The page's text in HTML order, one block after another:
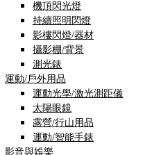
機頂閃光燈
持續照明閃燈
影樓閃燈/器材
攝影棚/背景
測光錶
運動/戶外用品
運動光學/激光測距儀
太陽眼鏡
露營/行山用品
運動/智能手錶
影音與娛樂